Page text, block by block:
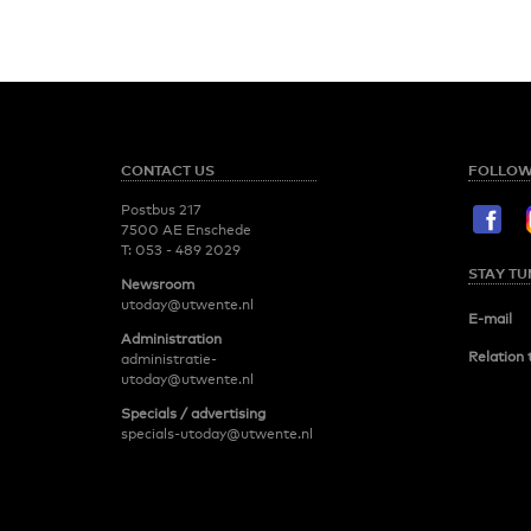
CONTACT US
Postbus 217
7500 AE Enschede
T: 053 - 489 2029
Newsroom
utoday@utwente.nl
Administration
administratie-
utoday@utwente.nl
Specials / advertising
specials-utoday@utwente.nl
STAY
E-mail
Relation